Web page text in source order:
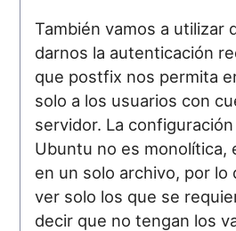
También vamos a utilizar
darnos la autenticación
que postfix nos permita
solo a los usuarios con
servidor. La
Ubuntu no es monolítica,
en un solo archivo, por lo
ver solo los que se
decir que no tengan los